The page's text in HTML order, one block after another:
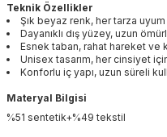
Teknik Özellikler
Şık beyaz renk, her tarza
Dayanıklı dış yüzey, uzun
Esnek taban, rahat hareket ve
Unisex tasarım, her cinsiyet
Konforlu iç yapı, uzun süreli
Materyal Bilgisi
%51 sentetik+%49 tekstil